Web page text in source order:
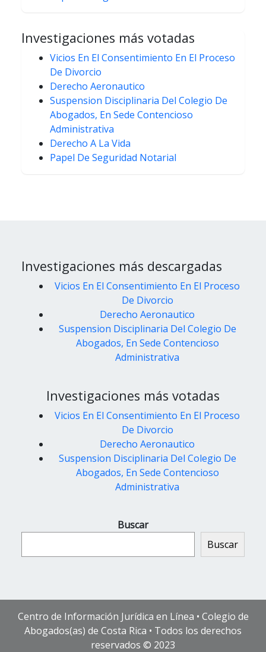
Investigaciones más votadas
Vicios En El Consentimiento En El Proceso
De Divorcio
Derecho Aeronautico
Suspension Disciplinaria Del Colegio De
Abogados, En Sede Contencioso
Administrativa
Derecho A La Vida
Papel De Seguridad Notarial
Investigaciones más descargadas
Vicios En El Consentimiento En El Proceso
De Divorcio
Derecho Aeronautico
Suspension Disciplinaria Del Colegio De
Abogados, En Sede Contencioso
Administrativa
Investigaciones más votadas
Vicios En El Consentimiento En El Proceso
De Divorcio
Derecho Aeronautico
Suspension Disciplinaria Del Colegio De
Abogados, En Sede Contencioso
Administrativa
Buscar
Buscar
Centro de Información Jurídica en Línea • Colegio de
Abogados(as) de Costa Rica • Todos los derechos
reservados © 2023